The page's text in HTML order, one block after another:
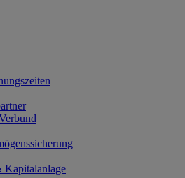
Kapitalanlage